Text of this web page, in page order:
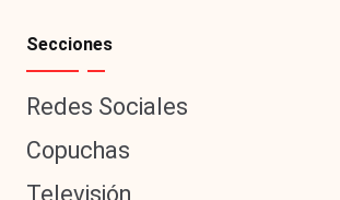
Secciones
Redes Sociales
Copuchas
Televisión